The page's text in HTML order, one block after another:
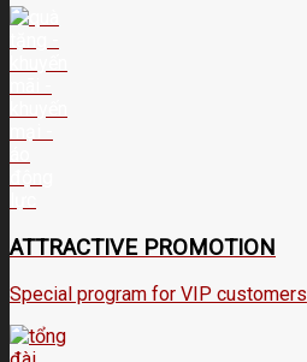
ATTRACTIVE PROMOTION
Special program for VIP customers